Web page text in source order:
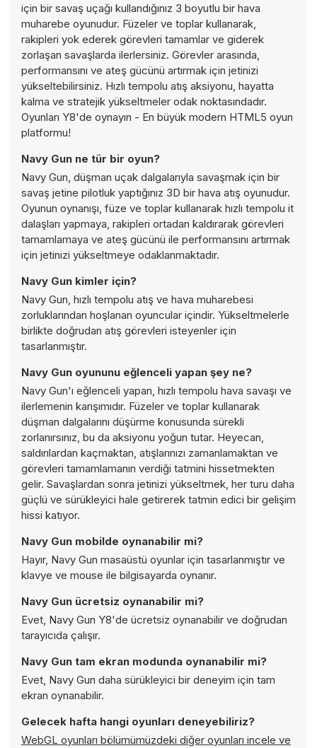
için bir savaş uçağı kullandığınız 3 boyutlu bir hava
muharebe oyunudur. Füzeler ve toplar kullanarak,
rakipleri yok ederek görevleri tamamlar ve giderek
zorlaşan savaşlarda ilerlersiniz. Görevler arasında,
performansını ve ateş gücünü artırmak için jetinizi
yükseltebilirsiniz. Hızlı tempolu atış aksiyonu, hayatta
kalma ve stratejik yükseltmeler odak noktasındadır.
Oyunları Y8'de oynayın - En büyük modern HTML5 oyun
platformu!
Navy Gun ne tür bir oyun?
Navy Gun, düşman uçak dalgalarıyla savaşmak için bir
savaş jetine pilotluk yaptığınız 3D bir hava atış oyunudur.
Oyunun oynanışı, füze ve toplar kullanarak hızlı tempolu it
dalaşları yapmaya, rakipleri ortadan kaldırarak görevleri
tamamlamaya ve ateş gücünü ile performansını artırmak
için jetinizi yükseltmeye odaklanmaktadır.
Navy Gun kimler için?
Navy Gun, hızlı tempolu atış ve hava muharebesi
zorluklarından hoşlanan oyuncular içindir. Yükseltmelerle
birlikte doğrudan atış görevleri isteyenler için
tasarlanmıştır.
Navy Gun oyununu eğlenceli yapan şey ne?
Navy Gun'ı eğlenceli yapan, hızlı tempolu hava savaşı ve
ilerlemenin karışımıdır. Füzeler ve toplar kullanarak
düşman dalgalarını düşürme konusunda sürekli
zorlanırsınız, bu da aksiyonu yoğun tutar. Heyecan,
saldırılardan kaçmaktan, atışlarınızı zamanlamaktan ve
görevleri tamamlamanın verdiği tatmini hissetmekten
gelir. Savaşlardan sonra jetinizi yükseltmek, her turu daha
güçlü ve sürükleyici hale getirerek tatmin edici bir gelişim
hissi katıyor.
Navy Gun mobilde oynanabilir mi?
Hayır, Navy Gun masaüstü oyunlar için tasarlanmıştır ve
klavye ve mouse ile bilgisayarda oynanır.
Navy Gun ücretsiz oynanabilir mi?
Evet, Navy Gun Y8'de ücretsiz oynanabilir ve doğrudan
tarayıcıda çalışır.
Navy Gun tam ekran modunda oynanabilir mi?
Evet, Navy Gun daha sürükleyici bir deneyim için tam
ekran oynanabilir.
Gelecek hafta hangi oyunları deneyebiliriz?
WebGL oyunları bölümümüzdeki diğer oyunları incele ve